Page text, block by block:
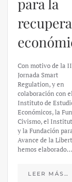
para la
Con motivo de la II
Jornada Smart
Regulation, y en
colaboración con
Instituto de
Económicos, la
Civismo, el
y la Fundación
Avance de la
hemos elaborado…
LEER MÁS…